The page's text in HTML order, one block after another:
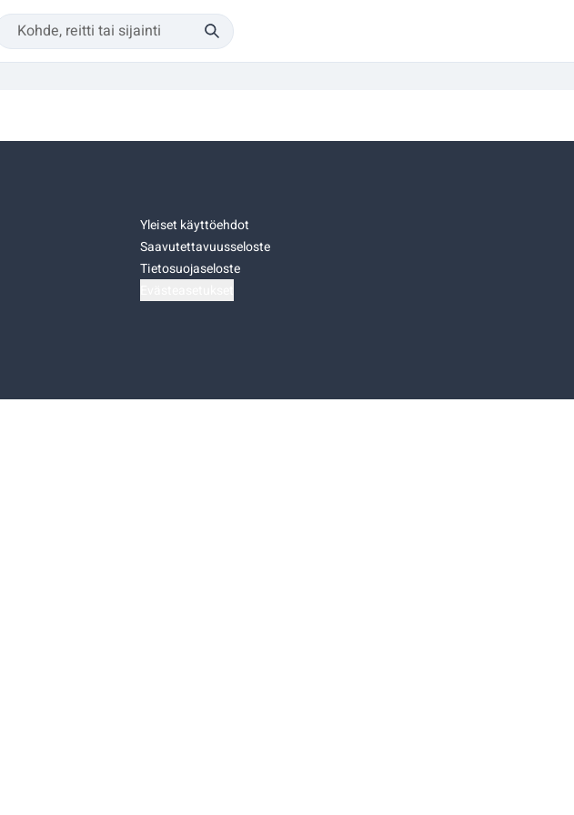
Yleiset käyttöehdot
Saavutettavuusseloste
Tietosuojaseloste